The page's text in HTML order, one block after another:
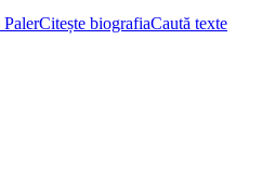
Citește biografiaCaută texte